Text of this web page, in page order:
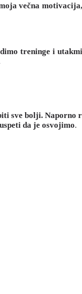
večna
treninge i
sve bolji. Naporno
da je osvojimo.